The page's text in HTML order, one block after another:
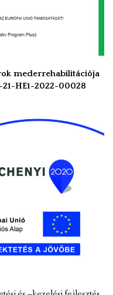
mederrehabilitációja
HE1-2022-00028